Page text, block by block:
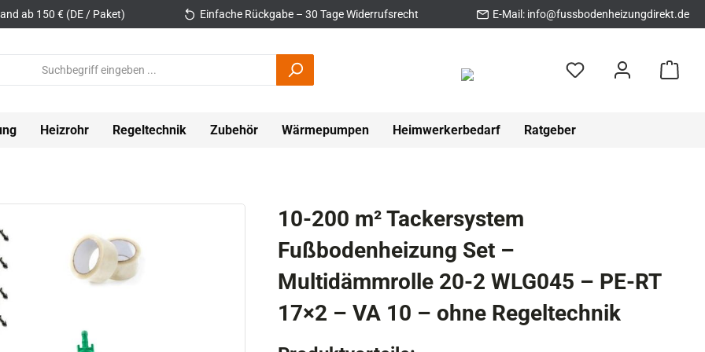
ab 150 € (DE / Paket) Einfache Rückgabe – 30 Tage Widerrufsrecht E-Mail: info@fussbodenheizungdirekt.de
Heizrohr Regeltechnik Zubehör Wärmepumpen Heimwerkerbedarf Ratgeber
10-200 m² Tackersystem
Fußbodenheizung Set –
Multidämmrolle 20-2 WLG045 – PE-RT
17×2 – VA 10 – ohne Regeltechnik